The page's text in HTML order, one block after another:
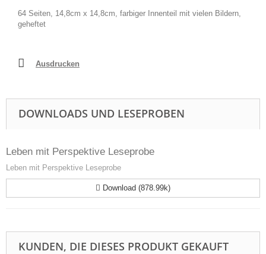
64 Seiten, 14,8cm x 14,8cm, farbiger Innenteil mit vielen Bildern,
geheftet
Ausdrucken
DOWNLOADS UND LESEPROBEN
Leben mit Perspektive Leseprobe
Leben mit Perspektive Leseprobe
Download (878.99k)
KUNDEN, DIE DIESES PRODUKT GEKAUFT